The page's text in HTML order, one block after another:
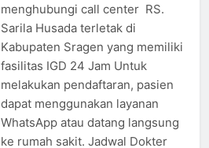
15/07/2025
Jadwal Dokter RS Mulia
Hati Wonogiri
15/07/2025
Pendaftaran Pasien BPJS
RSUD Bung Karno
24/05/2024
Pendaftaran Pasien BPJS
menghubungi call center RS.
Sarila Husada terletak di
Kabupaten Sragen yang memiliki
fasilitas IGD 24 Jam Untuk
melakukan pendaftaran, pasien
dapat menggunakan layanan
WhatsApp atau datang langsung
ke rumah sakit. Jadwal Dokter